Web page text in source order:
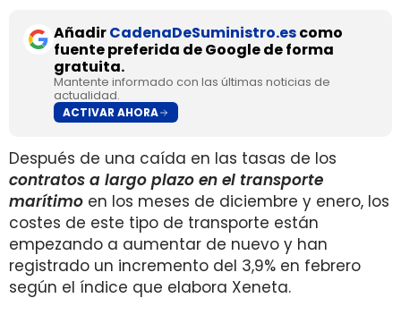
AñadirCadenaDeSuministro.escomo
fuente preferida de Google de forma
gratuita.
Mantente informado con las últimas noticias de
actualidad.
ACTIVAR AHORA
Después de una caída en las tasas de los
contratos a largo plazo en el transporte
marítimo en los meses de diciembre y enero, los
costes de este tipo de transporte están
empezando a aumentar de nuevo y han
registrado un incremento del 3,9% en febrero
según el índice que elabora Xeneta.